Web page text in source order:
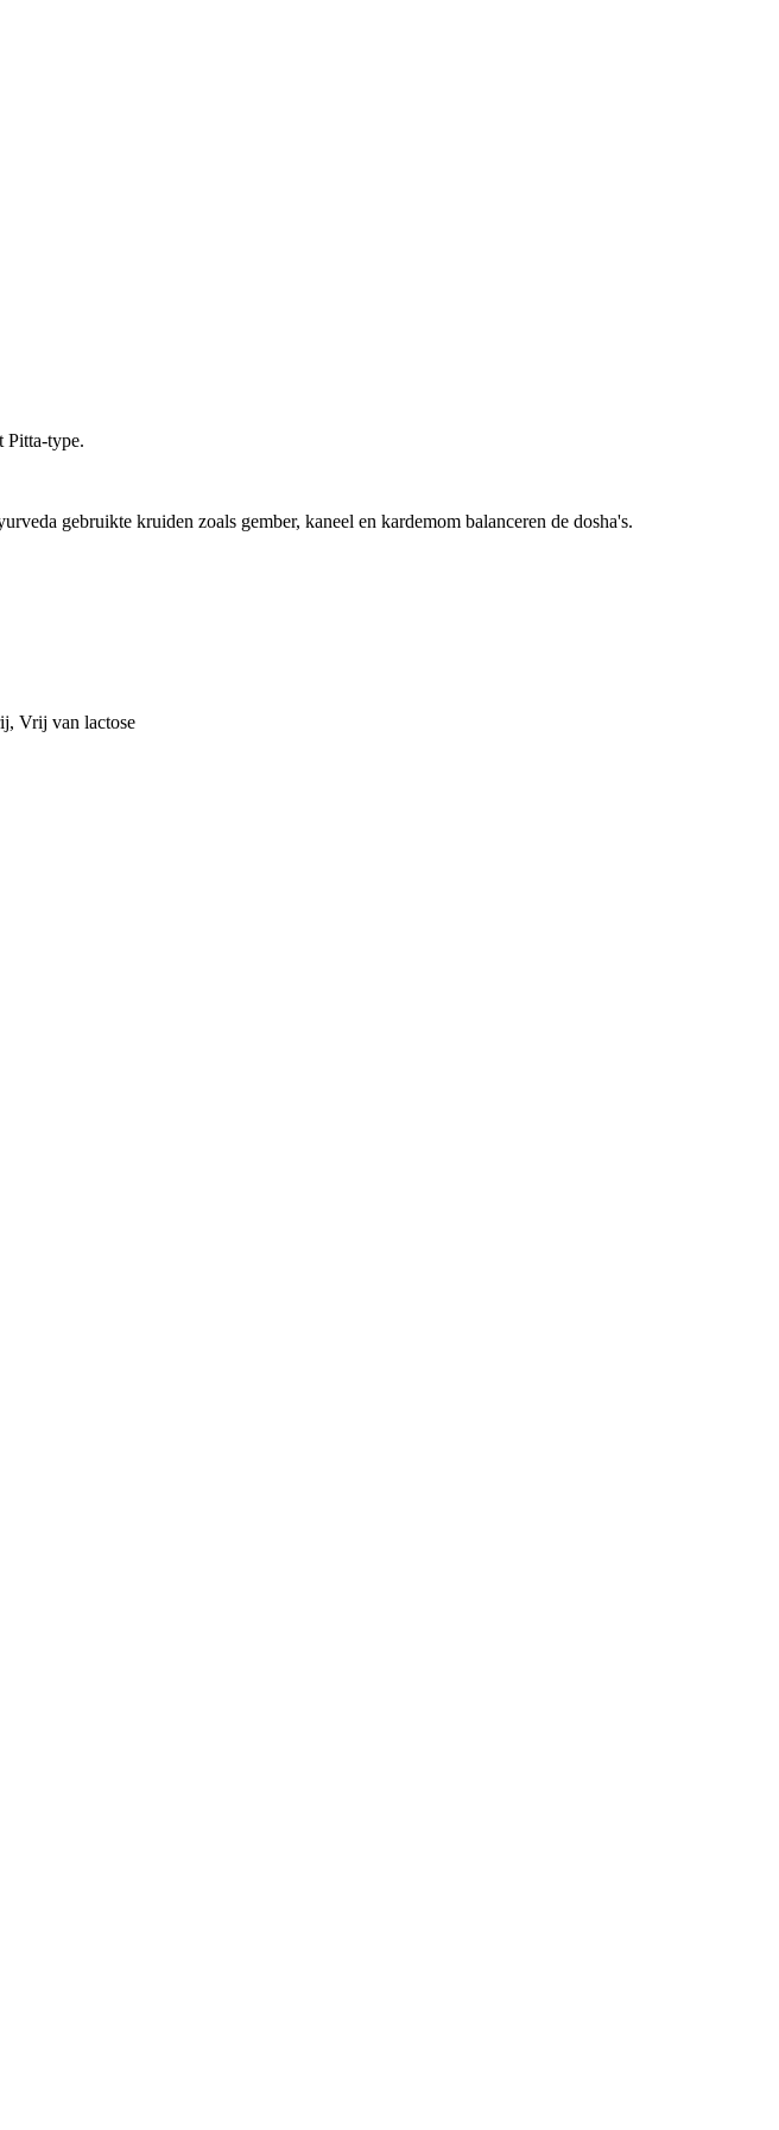
Pitta-type.
gebruikte kruiden zoals gember, kaneel en kardemom balanceren de dosha's.
Vrij van lactose